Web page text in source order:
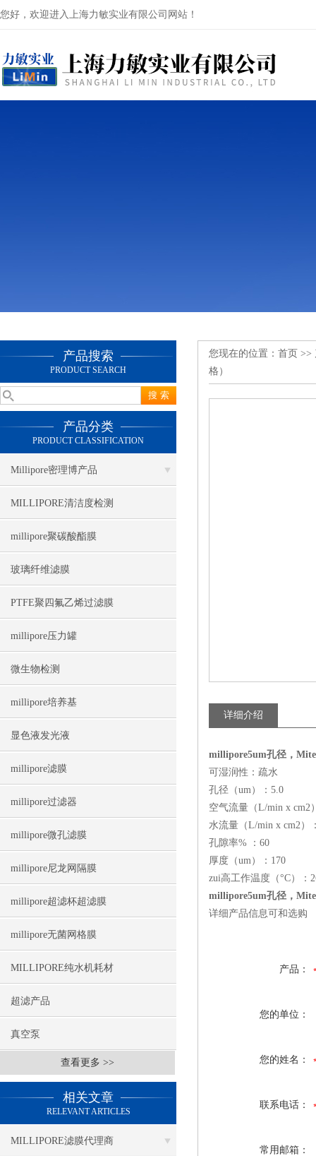
您好，欢迎进入上海力敏实业有限公司网站！
产品搜索
PRODUCT SEARCH
产品分类
PRODUCT CLASSIFICATION
Millipore密理博产品
MILLIPORE清洁度检测
millipore聚碳酸酯膜
玻璃纤维滤膜
PTFE聚四氟乙烯过滤膜
millipore压力罐
微生物检测
millipore培养基
显色液发光液
millipore滤膜
millipore过滤器
millipore微孔滤膜
millipore尼龙网隔膜
millipore超滤杯超滤膜
millipore无菌网格膜
MILLIPORE纯水机耗材
超滤产品
真空泵
查看更多 >>
相关文章
RELEVANT ARTICLES
MILLIPORE滤膜代理商
您现在的位置： 首页 >>
格）
详细介绍
millipore5um孔径，
可湿润性：疏水
孔径（um）：5.0
空气流量（L/min x cm2
水流量（L/min x cm2）
孔隙率% ：60
厚度（um）：170
zui高工作温度（°C）：
millipore5um孔径，
详细产品信息可和选购
产品：
您的单位：
您的姓名：
联系电话：
常用邮箱：